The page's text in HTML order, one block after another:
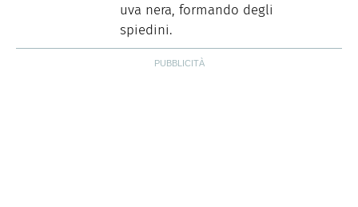
uva nera, formando degli
spiedini.